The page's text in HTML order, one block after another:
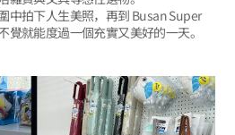
中拍下人生美照，再到 Busan Super
覺就能度過一個充實又美好的一天。